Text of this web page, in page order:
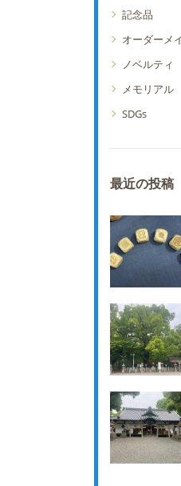
記念品
オーダーメ
ノベルティ
メモリアル
SDGs
最近の投稿